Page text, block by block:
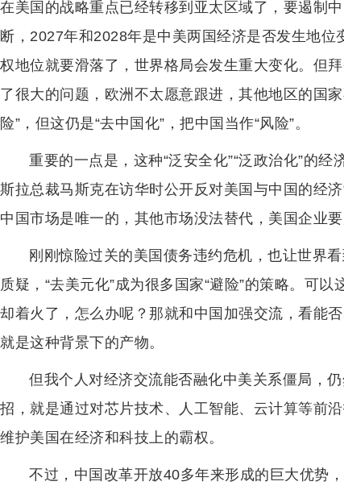
在美国的战略重点已经转移到亚太区域了，要遏制
断，2027年和2028年是中美两国经济是否发生地
权地位就要滑落了，世界格局会发生重大变化。但
了很大的问题，欧洲不太愿意跟进，其他地区的国
险”，但这仍是“去中国化”，把中国当作“风险”。
重要的一点是，这种“泛安全化”“泛政治化”的
斯拉总裁马斯克在访华时公开反对美国与中国的经
中国市场是唯一的，其他市场没法替代，美国企业
刚刚惊险过关的美国债务违约危机，也让世界
质疑，“去美元化”成为很多国家“避险”的策略。可
却着火了，怎么办呢？那就和中国加强交流，看能
就是这种背景下的产物。
但我个人对经济交流能否融化中美关系僵局，
招，就是通过对芯片技术、人工智能、云计算等前
维护美国在经济和科技上的霸权。
不过，中国改革开放40多年来形成的巨大优势